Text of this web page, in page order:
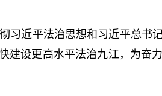
习近平法治思想和习近平总书
建设更高水平法治九江，为奋